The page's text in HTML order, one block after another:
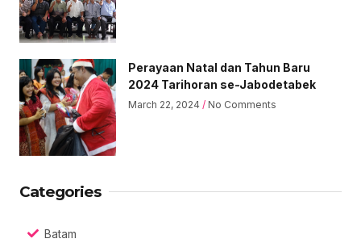
Perayaan Natal dan Tahun Baru
2024 Tarihoran se-Jabodetabek
March 22, 2024 No Comments
Categories
Batam